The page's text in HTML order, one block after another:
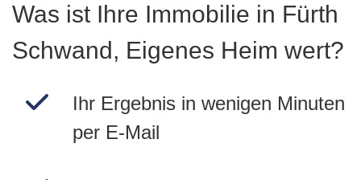
Was ist Ihre Immobilie in Fürth
Schwand, Eigenes Heim wert?
Ihr Ergebnis in wenigen Minuten
per E-Mail